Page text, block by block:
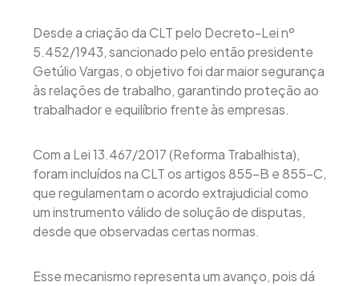
Desde a criação da CLT pelo Decreto-Lei nº
5.452/1943, sancionado pelo então presidente
Getúlio Vargas, o objetivo foi dar maior segurança
às relações de trabalho, garantindo proteção ao
trabalhador e equilíbrio frente às empresas.
Com a Lei 13.467/2017 (Reforma Trabalhista),
foram incluídos na CLT os artigos 855-B e 855-C,
que regulamentam o acordo extrajudicial como
um instrumento válido de solução de disputas,
desde que observadas certas normas.
Esse mecanismo representa um avanço, pois dá